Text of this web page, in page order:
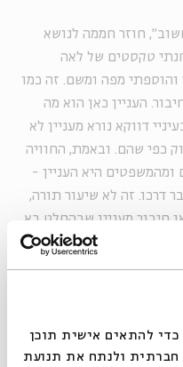
אנחנו משתמשים בקובצי Cookie כדי להתאים אישית תוכן
חברתית ולנתח את תנועת
חוזר חממה לנושא
טקסטים של לאה
והוספתי מפה ומשם. זה כמו
העניין כאן הוא מה
דווקא נורא מעניין לא
כפי שהם. ובאמת, החוויה
היא העניין -
דרכו. זה לא שיעור תורה,
חיבור מעניין שבהחלט בא
אופי של קדושה?
לבין מוזיקה
את החיבור הזה. זה